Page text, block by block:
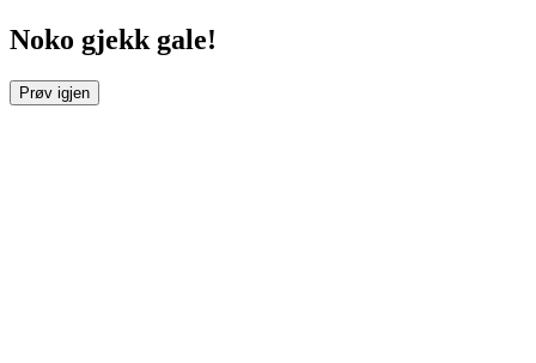
Noko gjekk gale!
Prøv igjen